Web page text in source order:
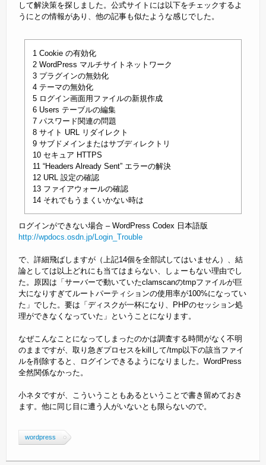
して解決策を探しました。公式サイトには以下をチェックするよ
うにとの情報があり、他の記事も似たような感じでした。
1 Cookie の有効化
2 WordPress マルチサイトネットワーク
3 プラグインの無効化
4 テーマの無効化
5 ログイン画面用ファイルの新規作成
6 Users テーブルの編集
7 パスワード関連の問題
8 サイト URL リダイレクト
9 サブドメインまたはサブディレクトリ
10 セキュア HTTPS
11 “Headers Already Sent” エラーの解決
12 URL 設定の確認
13 ファイアウォールの確認
14 それでもうまくいかない時は
ログインができない場合 – WordPress Codex 日本語版
http://wpdocs.osdn.jp/Login_Trouble
で、詳細飛ばしますが（上記14個を全部試してはいません）、結
論としては以上どれにも当てはまらない、しょーもない理由でし
た。原因は「サーバーで動いていたclamscanのtmpファイルが巨
大になりすぎてルートパーティションの使用率が100%になってい
た」でした。要は「ディスクが一杯になり、PHPのセッション処
理ができなくなっていた」ということになります。
なぜこんなことになってしまったのかは調査する時間がなく不明
のままですが、取り急ぎプロセスをkillして/tmp以下の該当ファイ
ルを削除すると、ログインできるようになりました。WordPress
全然関係なかった。
小ネタですが、こういうこともあるということで書き留めておき
ます。他に同じ目に遭う人がいないとも限らないので。
wordpress